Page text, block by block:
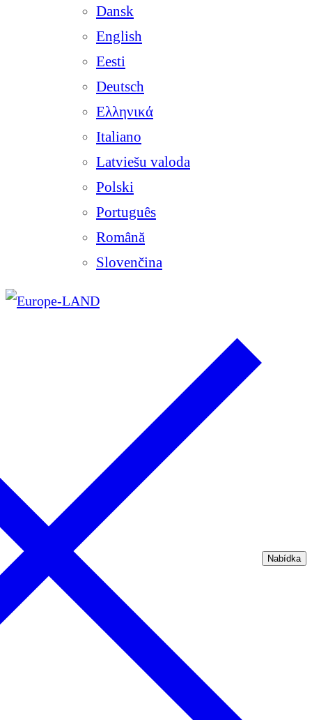
Dansk
English
Eesti
Deutsch
Ελληνικά
Italiano
Latviešu valoda
Polski
Português
Română
Slovenčina
Nabídka